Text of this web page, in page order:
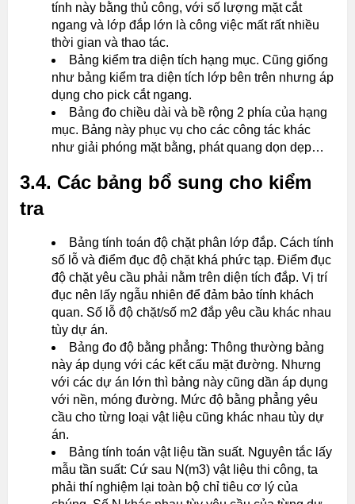
tính này bằng thủ công, với số lượng mặt cắt
ngang và lớp đắp lớn là công việc mất rất nhiều
thời gian và thao tác.
Bảng kiểm tra diện tích hạng mục. Cũng giống
như bảng kiểm tra diện tích lớp bên trên nhưng áp
dụng cho pick cắt ngang.
Bảng đo chiều dài và bề rộng 2 phía của hạng
mục. Bảng này phục vụ cho các công tác khác
như giải phóng mặt bằng, phát quang dọn dẹp…
3.4. Các bảng bổ sung cho kiểm
tra
Bảng tính toán độ chặt phân lớp đắp. Cách tính
số lỗ và điểm đục độ chặt khá phức tạp. Điểm đục
độ chặt yêu cầu phải nằm trên diện tích đắp. Vị trí
đục nên lấy ngẫu nhiên để đảm bảo tính khách
quan. Số lỗ độ chặt/số m2 đắp yêu cầu khác nhau
tùy dự án.
Bảng đo độ bằng phẳng: Thông thường bảng
này áp dụng với các kết cấu mặt đường. Nhưng
với các dự án lớn thì bảng này cũng dần áp dụng
với nền, móng đường. Mức độ bằng phẳng yêu
cầu cho từng loại vật liệu cũng khác nhau tùy dự
án.
Bảng tính toán vật liệu tần suất. Nguyên tắc lấy
mẫu tần suất: Cứ sau N(m3) vật liệu thi công, ta
phải thí nghiệm lại toàn bộ chỉ tiêu cơ lý của